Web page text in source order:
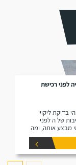
לפני רכישת
בדיקת ליקויי
של ה לפני
מבצע אותה, ומה